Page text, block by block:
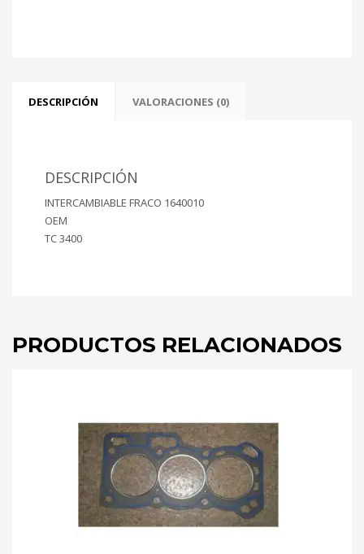
cantidad
DESCRIPCIÓN VALORACIONES (0)
DESCRIPCIÓN
INTERCAMBIABLE FRACO 1640010
OEM
TC 3400
PRODUCTOS RELACIONADOS